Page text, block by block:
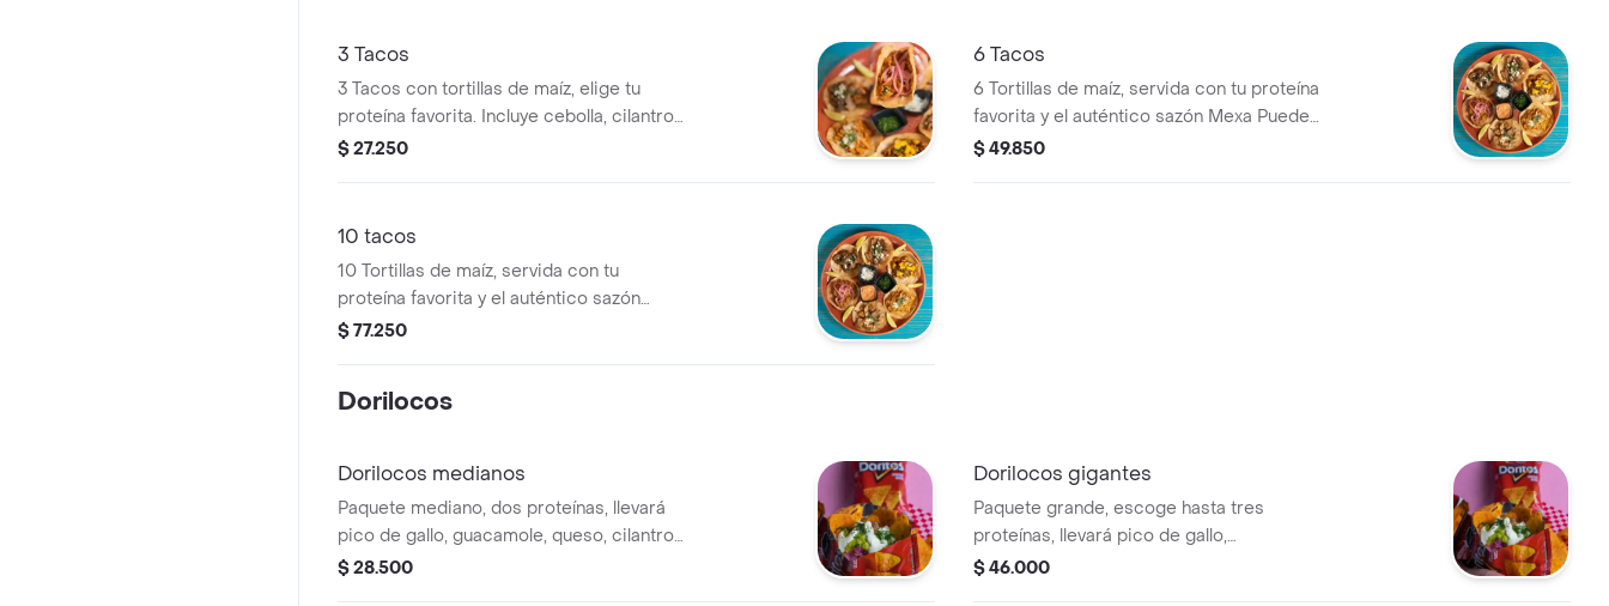
3 Tacos
3 Tacos con tortillas de maíz, elige tu
proteína favorita. Incluye cebolla, cilantro
y limón.
$ 27.250
6 Tacos
6 Tortillas de maíz, servida con tu proteína
favorita y el auténtico sazón Mexa Puedes
pedir de una o hasta tres proteínas
$ 49.850
10 tacos
10 Tortillas de maíz, servida con tu
proteína favorita y el auténtico sazón
Mexa Puedes pedir de una o hasta tres
$ 77.250
Dorilocos
Dorilocos medianos
Paquete mediano, dos proteínas, llevará
pico de gallo, guacamole, queso, cilantro
y crema.
$ 28.500
Dorilocos gigantes
Paquete grande, escoge hasta tres
proteínas, llevará pico de gallo,
guacamole, cilantro y crema.
$ 46.000